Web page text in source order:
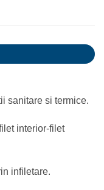
sanitare si termice.
interior-filet
infiletare.